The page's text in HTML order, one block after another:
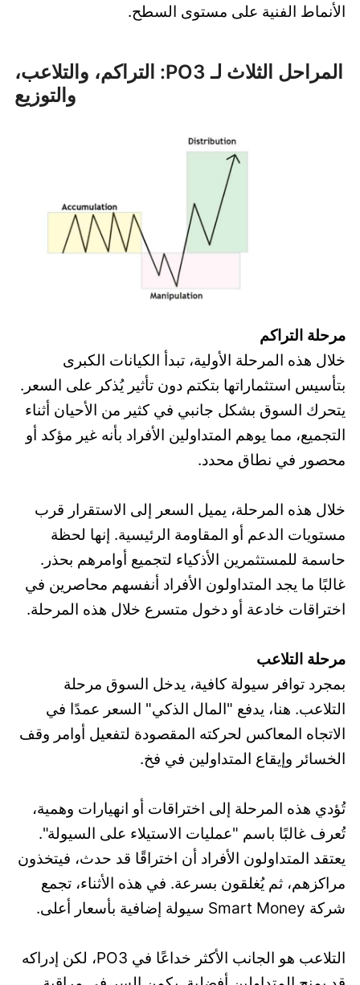
الأنماط الفنية على مستوى السطح.
المراحل الثلاث لـ PO3: التراكم، والتلاعب،
والتوزيع
مرحلة التراكم
خلال هذه المرحلة الأولية، تبدأ الكيانات الكبرى
بتأسيس استثماراتها بتكتم دون تأثير يُذكر على السعر.
يتحرك السوق بشكل جانبي في كثير من الأحيان أثناء
التجميع، مما يوهم المتداولين الأفراد بأنه غير مؤكد أو
محصور في نطاق محدد.
خلال هذه المرحلة، يميل السعر إلى الاستقرار قرب
مستويات الدعم أو المقاومة الرئيسية. إنها لحظة
حاسمة للمستثمرين الأذكياء لتجميع أوامرهم بحذر.
غالبًا ما يجد المتداولون الأفراد أنفسهم محاصرين في
اختراقات خادعة أو دخول متسرع خلال هذه المرحلة.
مرحلة التلاعب
بمجرد توافر سيولة كافية، يدخل السوق مرحلة
التلاعب. هنا، يدفع "المال الذكي" السعر عمدًا في
الاتجاه المعاكس لحركته المقصودة لتفعيل أوامر وقف
الخسائر وإيقاع المتداولين في فخ.
تُؤدي هذه المرحلة إلى اختراقات أو انهيارات وهمية،
تُعرف غالبًا باسم "عمليات الاستيلاء على السيولة".
يعتقد المتداولون الأفراد أن اختراقًا قد حدث، فيتخذون
مراكزهم، ثم يُغلقون بسرعة. في هذه الأثناء، تجمع
شركة Smart Money سيولة إضافية بأسعار أعلى.
التلاعب هو الجانب الأكثر خداعًا في PO3، لكن إدراكه